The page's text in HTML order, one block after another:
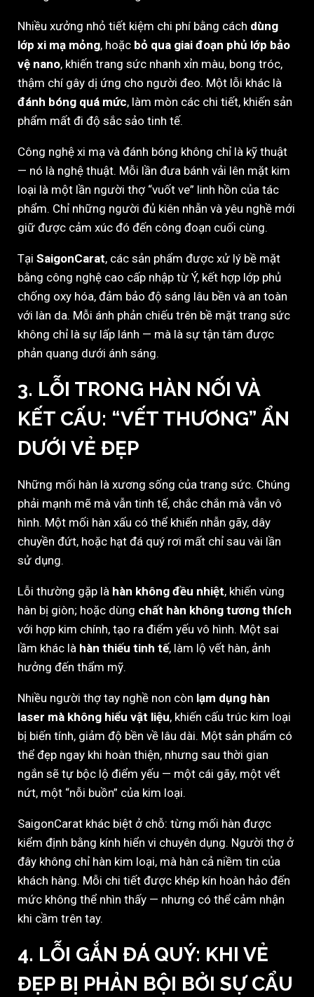
Nhiều xưởng nhỏ tiết kiệm chi phí bằng cách dùng
lớp xi mạ mỏng, hoặc bỏ qua giai đoạn phủ lớp bảo
vệ nano, khiến trang sức nhanh xỉn màu, bong tróc,
thậm chí gây dị ứng cho người đeo. Một lỗi khác là
đánh bóng quá mức, làm mòn các chi tiết, khiến sản
phẩm mất đi độ sắc sảo tinh tế.
Công nghệ xi mạ và đánh bóng không chỉ là kỹ thuật
— nó là nghệ thuật. Mỗi lần đưa bánh vải lên mặt kim
loại là một lần người thợ “vuốt ve” linh hồn của tác
phẩm. Chỉ những người đủ kiên nhẫn và yêu nghề mới
giữ được cảm xúc đó đến công đoạn cuối cùng.
Tại SaigonCarat, các sản phẩm được xử lý bề mặt
bằng công nghệ cao cấp nhập từ Ý, kết hợp lớp phủ
chống oxy hóa, đảm bảo độ sáng lâu bền và an toàn
với làn da. Mỗi ánh phản chiếu trên bề mặt trang sức
không chỉ là sự lấp lánh — mà là sự tận tâm được
phản quang dưới ánh sáng.
3. LỖI TRONG HÀN NỐI VÀ
KẾT CẤU: “VẾT THƯƠNG” ẨN
DƯỚI VẺ ĐẸP
Những mối hàn là xương sống của trang sức. Chúng
phải mạnh mẽ mà vẫn tinh tế, chắc chắn mà vẫn vô
hình. Một mối hàn xấu có thể khiến nhẫn gãy, dây
chuyền đứt, hoặc hạt đá quý rơi mất chỉ sau vài lần
sử dụng.
Lỗi thường gặp là hàn không đều nhiệt, khiến vùng
hàn bị giòn; hoặc dùng chất hàn không tương thích
với hợp kim chính, tạo ra điểm yếu vô hình. Một sai
lầm khác là hàn thiếu tinh tế, làm lộ vết hàn, ảnh
hưởng đến thẩm mỹ.
Nhiều người thợ tay nghề non còn lạm dụng hàn
laser mà không hiểu vật liệu, khiến cấu trúc kim loại
bị biến tính, giảm độ bền về lâu dài. Một sản phẩm có
thể đẹp ngay khi hoàn thiện, nhưng sau thời gian
ngắn sẽ tự bộc lộ điểm yếu — một cái gãy, một vết
nứt, một “nỗi buồn” của kim loại.
SaigonCarat khác biệt ở chỗ: từng mối hàn được
kiểm định bằng kính hiển vi chuyên dụng. Người thợ ở
đây không chỉ hàn kim loại, mà hàn cả niềm tin của
khách hàng. Mỗi chi tiết được khép kín hoàn hảo đến
mức không thể nhìn thấy — nhưng có thể cảm nhận
khi cầm trên tay.
4. LỖI GẮN ĐÁ QUÝ: KHI VẺ
ĐẸP BỊ PHẢN BỘI BỞI SỰ CẨU